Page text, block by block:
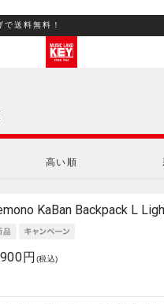
送料無料！
高い順
KaBan Backpack L
円 (税込)